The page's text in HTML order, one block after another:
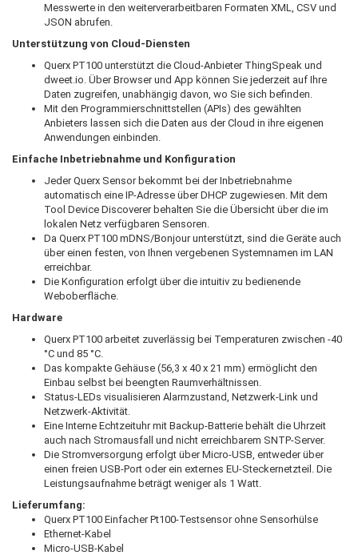
Messwerte in den weiterverarbeitbaren Formaten XML, CSV und
JSON abrufen.
Unterstützung von Cloud-Diensten
Querx PT100 unterstützt die Cloud-Anbieter ThingSpeak und
dweet.io. Über Browser und App können Sie jederzeit auf Ihre
Daten zugreifen, unabhängig davon, wo Sie sich befinden.
Mit den Programmierschnittstellen (APIs) des gewählten
Anbieters lassen sich die Daten aus der Cloud in ihre eigenen
Anwendungen einbinden.
Einfache Inbetriebnahme und Konfiguration
Jeder Querx Sensor bekommt bei der Inbetriebnahme
automatisch eine IP-Adresse über DHCP zugewiesen. Mit dem
Tool Device Discoverer behalten Sie die Übersicht über die im
lokalen Netz verfügbaren Sensoren.
Da Querx PT100 mDNS/Bonjour unterstützt, sind die Geräte auch
über einen festen, von Ihnen vergebenen Systemnamen im LAN
erreichbar.
Die Konfiguration erfolgt über die intuitiv zu bedienende
Weboberfläche.
Hardware
Querx PT100 arbeitet zuverlässig bei Temperaturen zwischen -40
°C und 85 °C.
Das kompakte Gehäuse (56,3 x 40 x 21 mm) ermöglicht den
Einbau selbst bei beengten Raumverhältnissen.
Status-LEDs visualisieren Alarmzustand, Netzwerk-Link und
Netzwerk-Aktivität.
Eine Interne Echtzeituhr mit Backup-Batterie behält die Uhrzeit
auch nach Stromausfall und nicht erreichbarem SNTP-Server.
Die Stromversorgung erfolgt über Micro-USB, entweder über
einen freien USB-Port oder ein externes EU-Steckernetzteil. Die
Leistungsaufnahme beträgt weniger als 1 Watt.
Lieferumfang:
Querx PT100 Einfacher Pt100-Testsensor ohne Sensorhülse
Ethernet-Kabel
Micro-USB-Kabel